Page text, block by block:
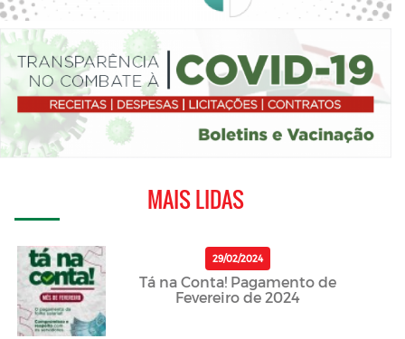
MAIS LIDAS
29/02/2024
Tá na Conta! Pagamento de
Fevereiro de 2024